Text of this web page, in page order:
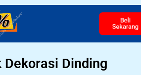
Beli
Sekarang
Dekorasi Dinding